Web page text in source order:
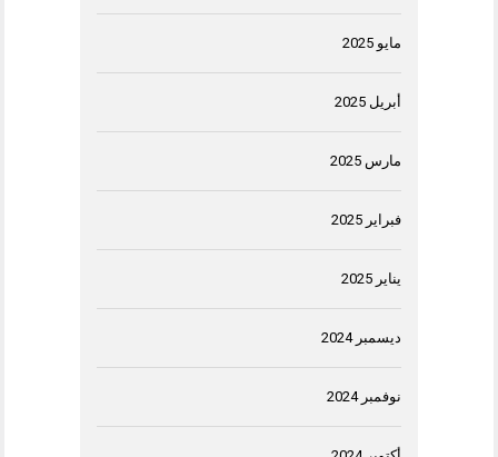
مايو 2025
أبريل 2025
مارس 2025
فبراير 2025
يناير 2025
ديسمبر 2024
نوفمبر 2024